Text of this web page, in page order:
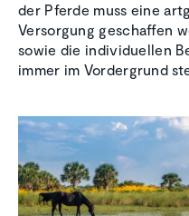
der Pferde muss eine
Versorgung geschaffen
sowie die individuellen
immer im Vordergrund